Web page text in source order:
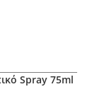
Spray 75ml